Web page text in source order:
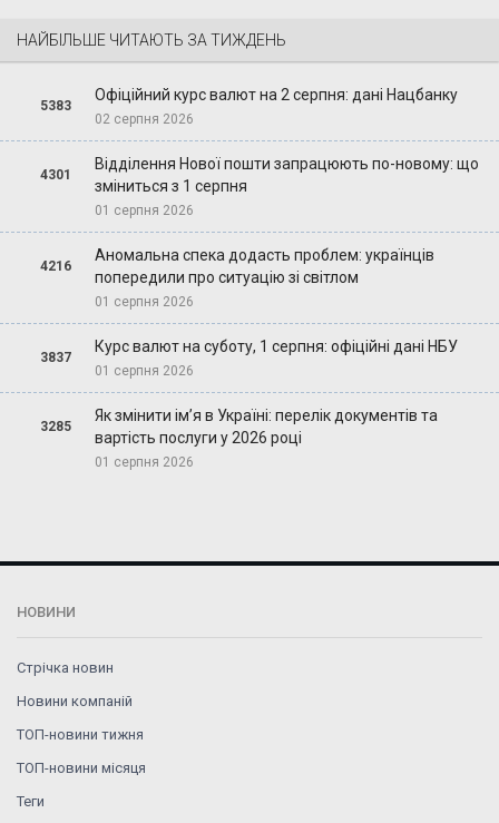
НАЙБІЛЬШЕ ЧИТАЮТЬ ЗА ТИЖДЕНЬ
5383
Офіційний курс валют на 2 серпня: дані Нацбанку
02 серпня 2026
4301
Відділення Нової пошти запрацюють по-новому: що
зміниться з 1 серпня
01 серпня 2026
4216
Аномальна спека додасть проблем: українців
попередили про ситуацію зі світлом
01 серпня 2026
3837
Курс валют на суботу, 1 серпня: офіційні дані НБУ
01 серпня 2026
3285
Як змінити ім’я в Україні: перелік документів та
вартість послуги у 2026 році
01 серпня 2026
НОВИНИ
Стрічка новин
Новини компаній
ТОП-новини тижня
ТОП-новини місяця
Теги